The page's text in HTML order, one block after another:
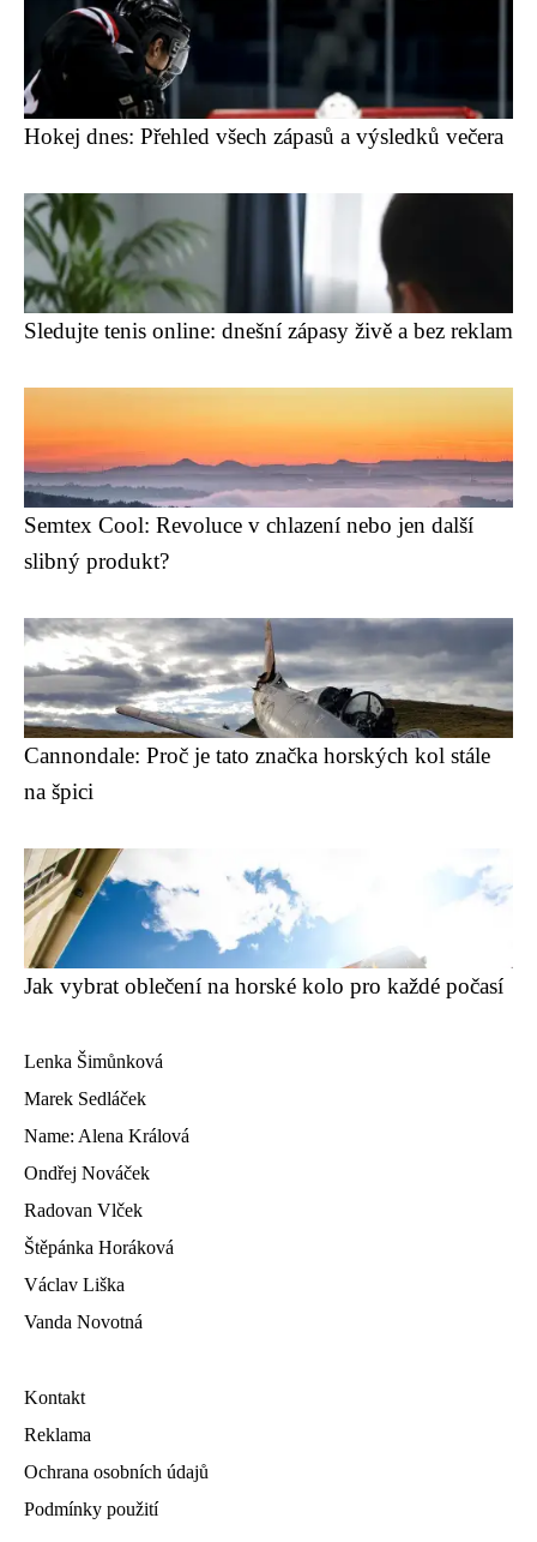
Hokej dnes: Přehled všech zápasů a výsledků večera
Sledujte tenis online: dnešní zápasy živě a bez reklam
Semtex Cool: Revoluce v chlazení nebo jen další
slibný produkt?
Cannondale: Proč je tato značka horských kol stále
na špici
Jak vybrat oblečení na horské kolo pro každé počasí
Lenka Šimůnková
Marek Sedláček
Name: Alena Králová
Ondřej Nováček
Radovan Vlček
Štěpánka Horáková
Václav Liška
Vanda Novotná
Kontakt
Reklama
Ochrana osobních údajů
Podmínky použití